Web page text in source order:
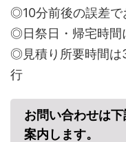
◎10分前後の誤差で
◎日祭日・帰宅時間
◎見積り所要時間は
行
お問い合わせは
案内します。